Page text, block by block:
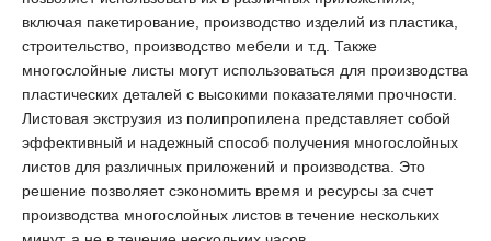
включая пакетирование, производство изделий из пластика,
строительство, производство мебели и т.д. Также
многослойные листы могут использоваться для производства
пластических деталей с высокими показателями прочности.
Листовая экструзия из полипропилена представляет собой
эффективный и надежный способ получения многослойных
листов для различных приложений и производства. Это
решение позволяет сэкономить время и ресурсы за счет
производства многослойных листов в течение нескольких